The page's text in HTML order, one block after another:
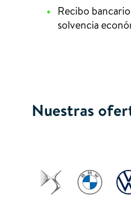
Recibo
solvencia
Nuestras